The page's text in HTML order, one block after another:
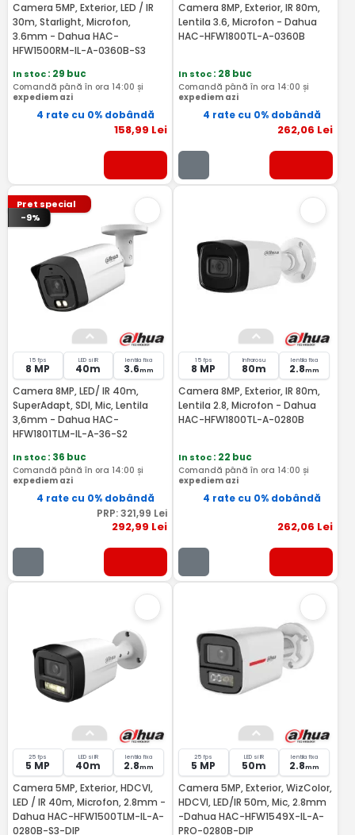
Camera 5MP, Exterior, LED / IR
30m, Starlight, Microfon,
3.6mm - Dahua HAC-
HFW1500RM-IL-A-0360B-S3
In stoc: 29 buc
Comandă până în ora 14:00 și
expediem azi
4 rate cu 0% dobândă
158,99 Lei
Camera 8MP, Exterior, IR 80m,
Lentila 3.6, Microfon - Dahua
HAC-HFW1800TL-A-0360B
In stoc: 28 buc
Comandă până în ora 14:00 și
expediem azi
4 rate cu 0% dobândă
262,06 Lei
Pret special
-9%
15 fps
8 MP
LED si IR
40m
lentila fixa
3.6mm
Camera 8MP, LED/ IR 40m,
SuperAdapt, SDI, Mic, Lentila
3,6mm - Dahua HAC-
HFW1801TLM-IL-A-36-S2
In stoc: 36 buc
Comandă până în ora 14:00 și
expediem azi
4 rate cu 0% dobândă
PRP:321,99 Lei
292,99 Lei
15 fps
8 MP
Infrarosu
80m
lentila fixa
2.8mm
Camera 8MP, Exterior, IR 80m,
Lentila 2.8, Microfon - Dahua
HAC-HFW1800TL-A-0280B
In stoc: 22 buc
Comandă până în ora 14:00 și
expediem azi
4 rate cu 0% dobândă
262,06 Lei
25 fps
5 MP
LED si IR
40m
lentila fixa
2.8mm
Camera 5MP, Exterior, HDCVI,
LED / IR 40m, Microfon, 2.8mm -
Dahua HAC-HFW1500TLM-IL-A-
0280B-S3-DIP
25 fps
5 MP
LED si IR
50m
lentila fixa
2.8mm
Camera 5MP, Exterior, WizColor,
HDCVI, LED/IR 50m, Mic, 2.8mm
-Dahua HAC-HFW1549X-IL-A-
PRO-0280B-DIP